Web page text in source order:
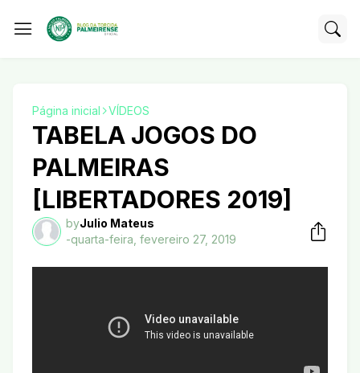
Página inicial VÍDEOS
TABELA JOGOS DO
PALMEIRAS
[LIBERTADORES 2019]
byJulio Mateus
-quarta-feira, fevereiro 27, 2019